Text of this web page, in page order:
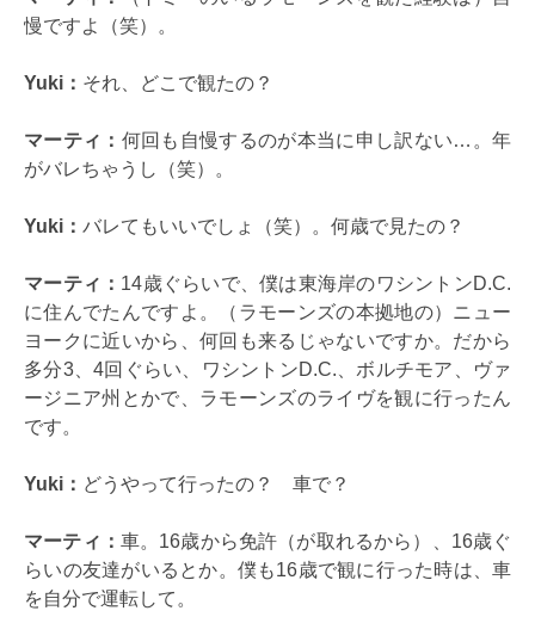
慢ですよ（笑）。
Yuki： それ、どこで観たの？
マーティ： 何回も自慢するのが本当に申し訳ない…。年
がバレちゃうし（笑）。
Yuki： バレてもいいでしょ（笑）。何歳で見たの？
マーティ： 14歳ぐらいで、僕は東海岸のワシントンD.C.
に住んでたんですよ。（ラモーンズの本拠地の）ニュー
ヨークに近いから、何回も来るじゃないですか。だから
多分3、4回ぐらい、ワシントンD.C.、ボルチモア、ヴァ
ージニア州とかで、ラモーンズのライヴを観に行ったん
です。
Yuki： どうやって行ったの？ 車で？
マーティ： 車。16歳から免許（が取れるから）、16歳ぐ
らいの友達がいるとか。僕も16歳で観に行った時は、車
を自分で運転して。